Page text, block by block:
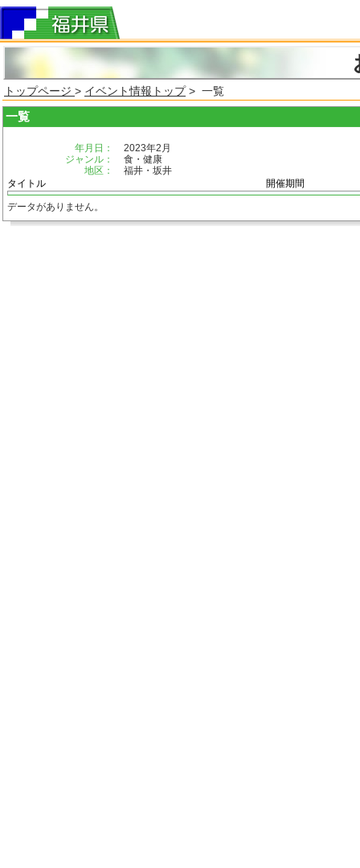
トップページ > イベント情報トップ> 一覧
一覧
年月日：
2023年2月
ジャンル：
食・健康
地区：
福井・坂井
タイトル
開催期間
データがありません。